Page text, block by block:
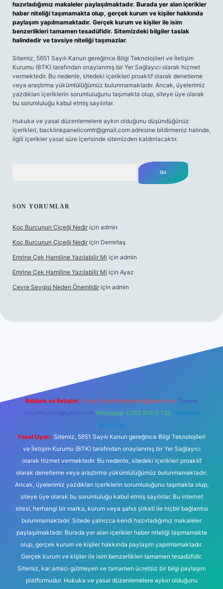
hazırladığımız makaleler paylaşılmaktadır. Burada yer alan içerikler
haber niteliği taşımamakta olup, gerçek kurum ve kişiler hakkında
paylaşım yapılmamaktadır. Gerçek kurum ve kişiler ile isim
benzerlikleri tamamen tesadüfidir. Sitemizdeki bilgiler taslak
halindedir ve tavsiye niteliği taşımazlar.
Sitemiz, 5651 Sayılı Kanun gereğince Bilgi Teknolojileri ve İletişim
Kurumu (BTK) tarafından onaylanmış bir Yer Sağlayıcı olarak hizmet
vermektedir. Bu nedenle, sitedeki içerikleri proaktif olarak denetleme
veya araştırma yükümlülüğümüz bulunmamaktadır. Ancak, üyelerimiz
yazdıkları içeriklerin sorumluluğunu taşımakta olup, siteye üye olarak
bu sorumluluğu kabul etmiş sayılırlar.
Hukuka ve yasal düzenlemelere aykırı olduğunu düşündüğünüz
içerikleri, backlinkpanelicomtr@gmail.com adresine bildirmeniz halinde,
ilgili içerikler yasal süre içerisinde sitemizden kaldırılacaktır.
SON YORUMLAR
Koç Burcunun Çiçeği Nedir için admin
Koç Burcunun Çiçeği Nedir için Demirtaş
Emrine Çek Hamiline Yazılabilir Mi için admin
Emrine Çek Hamiline Yazılabilir Mi için Ayaz
Çevre Sevgisi Neden Önemlidir için admin
Reklam ve İletişim: E-mail: backlinkpaneli@gmail.com Teams:
forumhizmeti@gmail.com Whatsapp: 0262 606 0 726 Telegram:
@karabul
Yasal Uyarı: Sitemiz, 5651 Sayılı Kanun gereğince Bilgi Teknolojileri
ve İletişim Kurumu (BTK) tarafından onaylanmış bir Yer Sağlayıcı
olarak hizmet vermektedir. Bu nedenle, sitedeki içerikleri proaktif
olarak denetleme veya araştırma yükümlülüğümüz bulunmamaktadır.
Ancak, üyelerimiz yazdıkları içeriklerin sorumluluğunu taşımakta olup,
siteye üye olarak bu sorumluluğu kabul etmiş sayılırlar. Bu internet
sitesi, herhangi bir marka, kurum veya şahıs şirketi ile hiçbir bağlantısı
bulunmamaktadır. Sitede yalnızca kendi hazırladığımız makaleler
paylaşılmaktadır. Burada yer alan içerikler haber niteliği taşımamakta
olup, gerçek kurum ve kişiler hakkında paylaşım yapılmamaktadır.
Gerçek kurum ve kişiler ile isim benzerlikleri tamamen tesadüfidir.
Sitemiz, kar amacı gütmeyen ve tamamen ücretsiz bir bilgi paylaşım
platformudur. Hukuka ve yasal düzenlemelere aykırı olduğunu